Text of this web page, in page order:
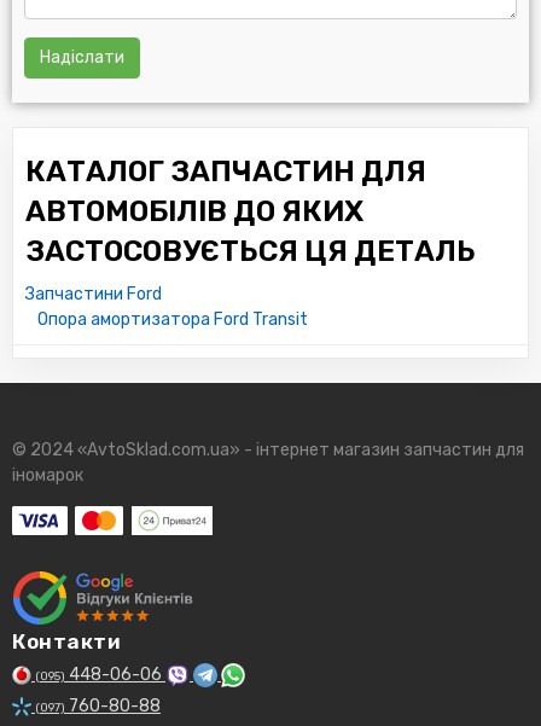
Надіслати
КАТАЛОГ ЗАПЧАСТИН ДЛЯ
АВТОМОБІЛІВ ДО ЯКИХ
ЗАСТОСОВУЄТЬСЯ ЦЯ ДЕТАЛЬ
Запчастини Ford
Опора амортизатора Ford Transit
© 2024 «AvtoSklad.com.ua» - інтернет магазин запчастин для
іномарок
Контакти
(095) 448-06-06
(097) 760-80-88